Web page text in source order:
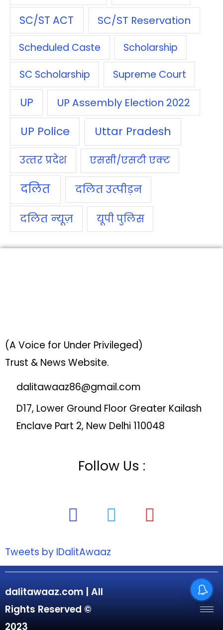
SC/ST ACT SC/ST Reservation
Scheduled Caste Scholarship
SC Scholarship Supreme Court
UP UP Assembly Election 2022
UP Police Uttar Pradesh
उत्‍तर प्रदेश एससी/एसटी एक्‍ट
दलित दलित उत्‍पीड़न
दलित न्‍यूज़ यूपी पुलिस
(A Voice for Under Privileged)
Trust & News Website.
dalitawaaz86@gmail.com
D17, Lower Ground Floor Greater Kailash
Enclave Part 2, New Delhi 110048
Follow Us :
Tweets by IDalitAwaaz
dalitawaaz.com | All
Rights Reserved ©
2023